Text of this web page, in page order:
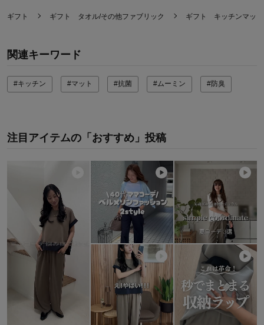
ギフト ギフト タオル/その他ファブリック ギフト キッチンマット
関連キーワード
#キッチン #マット #抗菌 #ムーミン #防臭
注目アイテムの「おすすめ」投稿